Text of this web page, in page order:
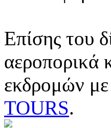
Επίσης του
αεροπορικά
εκδρομών με
TOURS.